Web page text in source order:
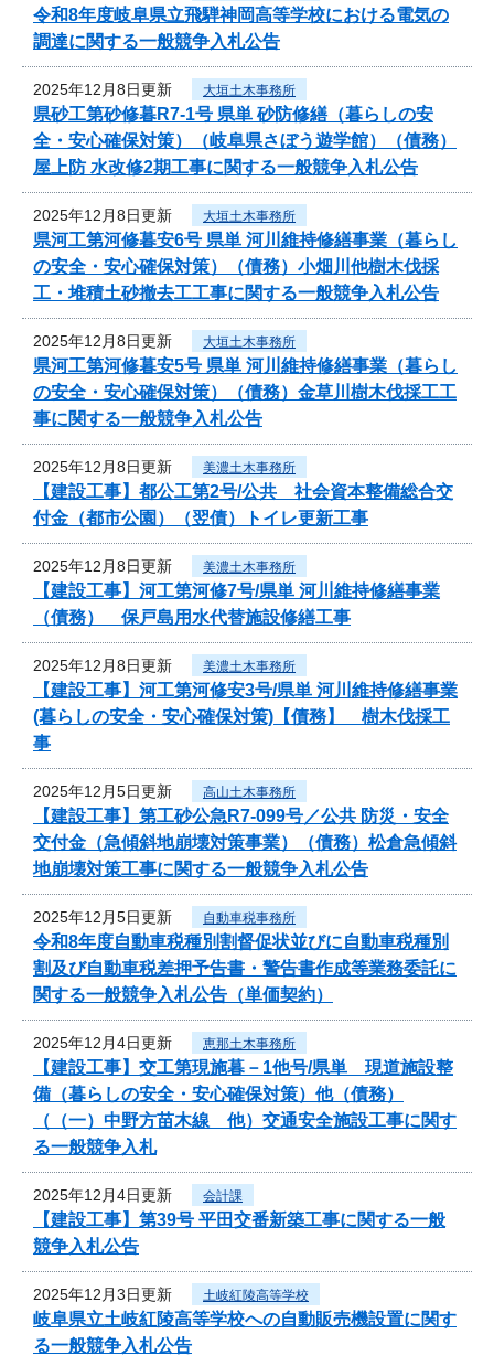
令和8年度岐阜県立飛騨神岡高等学校における電気の
調達に関する一般競争入札公告
2025年12月8日更新 大垣土木事務所
県砂工第砂修暮R7-1号 県単 砂防修繕（暮らしの安
全・安心確保対策）（岐阜県さぼう遊学館）（債務）
屋上防 水改修2期工事に関する一般競争入札公告
2025年12月8日更新 大垣土木事務所
県河工第河修暮安6号 県単 河川維持修繕事業（暮らし
の安全・安心確保対策）（債務）小畑川他樹木伐採
工・堆積土砂撤去工工事に関する一般競争入札公告
2025年12月8日更新 大垣土木事務所
県河工第河修暮安5号 県単 河川維持修繕事業（暮らし
の安全・安心確保対策）（債務）金草川樹木伐採工工
事に関する一般競争入札公告
2025年12月8日更新 美濃土木事務所
【建設工事】都公工第2号/公共 社会資本整備総合交
付金（都市公園）（翌債）トイレ更新工事
2025年12月8日更新 美濃土木事務所
【建設工事】河工第河修7号/県単 河川維持修繕事業
（債務） 保戸島用水代替施設修繕工事
2025年12月8日更新 美濃土木事務所
【建設工事】河工第河修安3号/県単 河川維持修繕事業
(暮らしの安全・安心確保対策)【債務】 樹木伐採工
事
2025年12月5日更新 高山土木事務所
【建設工事】第工砂公急R7-099号／公共 防災・安全
交付金（急傾斜地崩壊対策事業）（債務）松倉急傾斜
地崩壊対策工事に関する一般競争入札公告
2025年12月5日更新 自動車税事務所
令和8年度自動車税種別割督促状並びに自動車税種別
割及び自動車税差押予告書・警告書作成等業務委託に
関する一般競争入札公告（単価契約）
2025年12月4日更新 恵那土木事務所
【建設工事】交工第現施暮－1他号/県単 現道施設整
備（暮らしの安全・安心確保対策）他（債務）
（（一）中野方苗木線 他）交通安全施設工事に関す
る一般競争入札
2025年12月4日更新 会計課
【建設工事】第39号 平田交番新築工事に関する一般
競争入札公告
2025年12月3日更新 土岐紅陵高等学校
岐阜県立土岐紅陵高等学校への自動販売機設置に関す
る一般競争入札公告